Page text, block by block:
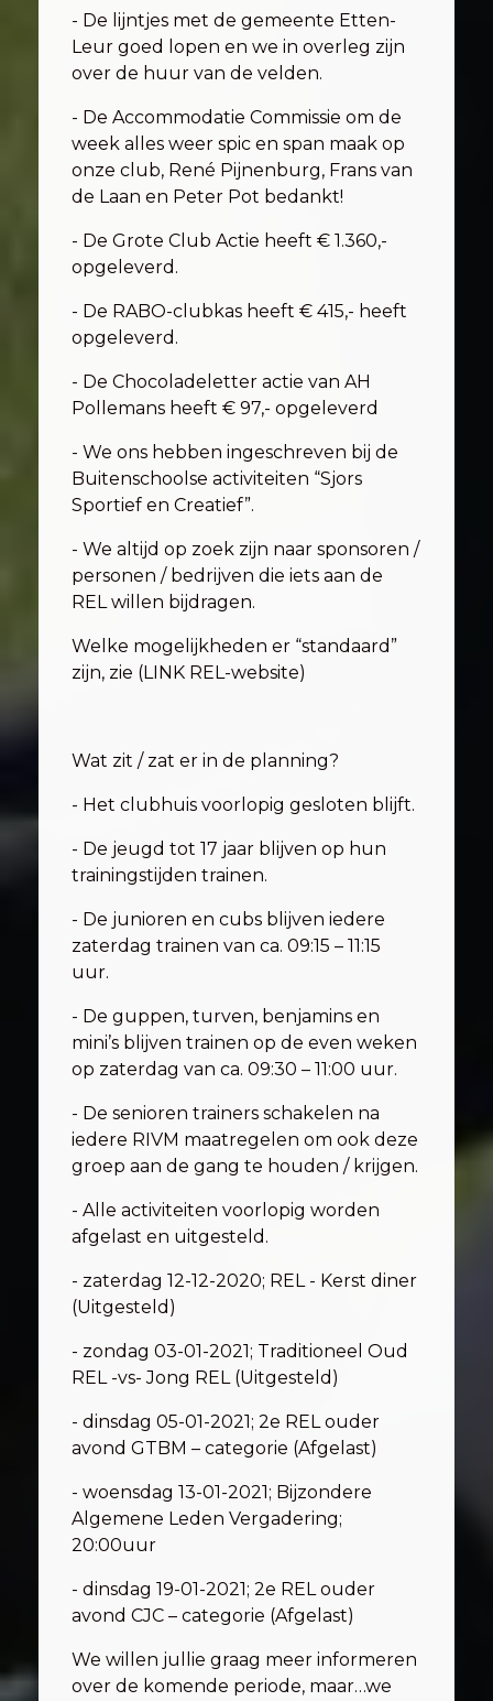
- De lijntjes met de gemeente Etten-
Leur goed lopen en we in overleg zijn
over de huur van de velden.
- De Accommodatie Commissie om de
week alles weer spic en span maak op
onze club, René Pijnenburg, Frans van
de Laan en Peter Pot bedankt!
- De Grote Club Actie heeft € 1.360,-
opgeleverd.
- De RABO-clubkas heeft € 415,- heeft
opgeleverd.
- De Chocoladeletter actie van AH
Pollemans heeft € 97,- opgeleverd
- We ons hebben ingeschreven bij de
Buitenschoolse activiteiten “Sjors
Sportief en Creatief”.
- We altijd op zoek zijn naar sponsoren /
personen / bedrijven die iets aan de
REL willen bijdragen.
Welke mogelijkheden er “standaard”
zijn, zie (LINK REL-website)
Wat zit / zat er in de planning?
- Het clubhuis voorlopig gesloten blijft.
- De jeugd tot 17 jaar blijven op hun
trainingstijden trainen.
- De junioren en cubs blijven iedere
zaterdag trainen van ca. 09:15 – 11:15
uur.
- De guppen, turven, benjamins en
mini’s blijven trainen op de even weken
op zaterdag van ca. 09:30 – 11:00 uur.
- De senioren trainers schakelen na
iedere RIVM maatregelen om ook deze
groep aan de gang te houden / krijgen.
- Alle activiteiten voorlopig worden
afgelast en uitgesteld.
- zaterdag 12-12-2020; REL - Kerst diner
(Uitgesteld)
- zondag 03-01-2021; Traditioneel Oud
REL -vs- Jong REL (Uitgesteld)
- dinsdag 05-01-2021; 2e REL ouder
avond GTBM – categorie (Afgelast)
- woensdag 13-01-2021; Bijzondere
Algemene Leden Vergadering;
20:00uur
- dinsdag 19-01-2021; 2e REL ouder
avond CJC – categorie (Afgelast)
We willen jullie graag meer informeren
over de komende periode, maar…we